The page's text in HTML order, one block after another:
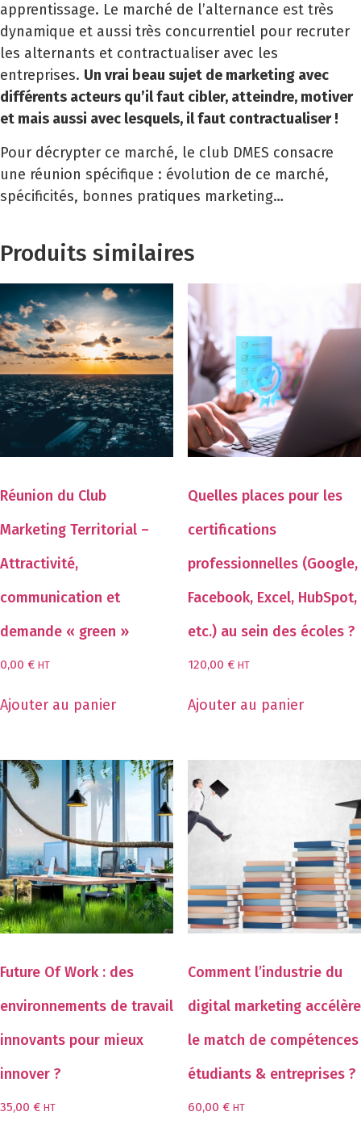
apprentissage. Le marché de l’alternance est très
dynamique et aussi très concurrentiel pour recruter
les alternants et contractualiser avec les
entreprises. Un vrai beau sujet de marketing avec
différents acteurs qu’il faut cibler, atteindre, motiver
et mais aussi avec lesquels, il faut contractualiser !
Pour décrypter ce marché, le club DMES consacre
une réunion spécifique : évolution de ce marché,
spécificités, bonnes pratiques marketing…
Produits similaires
Réunion du Club
Marketing Territorial –
Attractivité,
communication et
demande « green »
0,00 € HT
Ajouter au panier
Quelles places pour les
certifications
professionnelles (Google,
Facebook, Excel, HubSpot,
etc.) au sein des écoles ?
120,00 € HT
Ajouter au panier
Future Of Work : des
environnements de travail
innovants pour mieux
innover ?
35,00 € HT
Comment l’industrie du
digital marketing accélère
le match de compétences
étudiants & entreprises ?
60,00 € HT